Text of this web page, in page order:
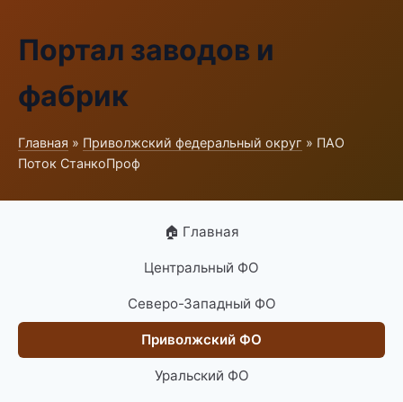
Портал заводов и
фабрик
Главная » Приволжский федеральный округ » ПАО
Поток СтанкоПроф
🏠 Главная
Центральный ФО
Северо-Западный ФО
Приволжский ФО
Уральский ФО